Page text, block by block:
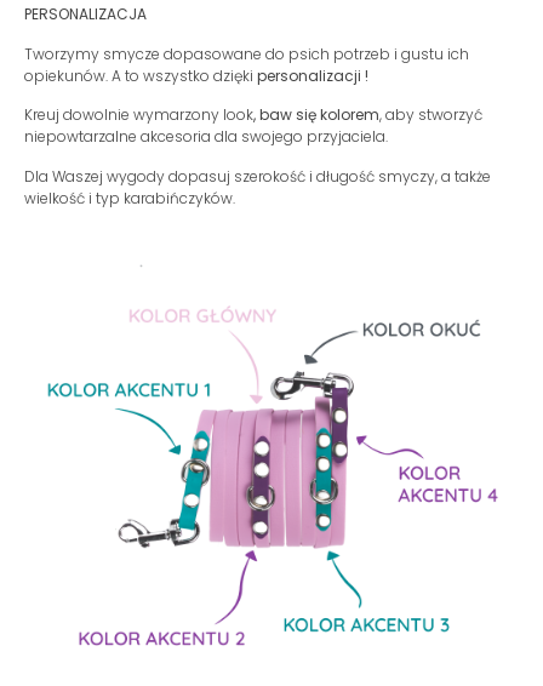
PERSONALIZACJA
Tworzymy smycze dopasowane do psich potrzeb i gustu ich
opiekunów. A to wszystko dzięki personalizacji !
Kreuj dowolnie wymarzony look, baw się kolorem, aby stworzyć
niepowtarzalne akcesoria dla swojego przyjaciela.
Dla Waszej wygody dopasuj szerokość i długość smyczy, a także
wielkość i typ karabińczyków.